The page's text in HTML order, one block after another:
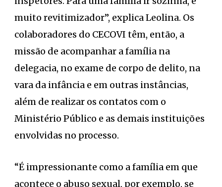
muito revitimizador”, explica Leolina. Os
colaboradores do CECOVI têm, então, a
missão de acompanhar a família na
delegacia, no exame de corpo de delito, na
vara da infância e em outras instâncias,
além de realizar os contatos com o
Ministério Público e as demais instituições
envolvidas no processo.
“É impressionante como a família em que
acontece o abuso sexual, por exemplo, se